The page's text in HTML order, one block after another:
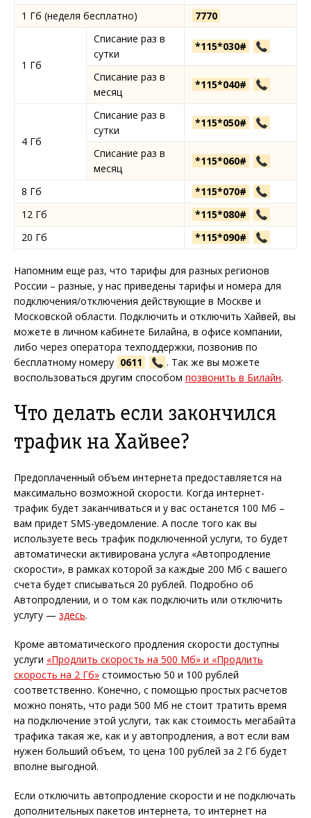
1 Гб (неделя бесплатно)
7770
1 Гб
Списание раз в
сутки
*115*030#
Списание раз в
месяц
*115*040#
4 Гб
Списание раз в
сутки
*115*050#
Списание раз в
месяц
*115*060#
8 Гб
*115*070#
12 Гб
*115*080#
20 Гб
*115*090#
Напомним еще раз, что тарифы для разных регионов
России – разные, у нас приведены тарифы и номера для
подключения/отключения действующие в Москве и
Московской области. Подключить и отключить Хайвей, вы
можете в личном кабинете Билайна, в офисе компании,
либо через оператора техподдержки, позвонив по
бесплатному номеру 0611
. Так же вы можете
воспользоваться другим способом позвонить в Билайн.
Что делать если закончился
трафик на Хайвее?
Предоплаченный объем интернета предоставляется на
максимально возможной скорости. Когда интернет-
трафик будет заканчиваться и у вас останется 100 Мб –
вам придет SMS-уведомление. А после того как вы
используете весь трафик подключенной услуги, то будет
автоматически активирована услуга «Автопродление
скорости», в рамках которой за каждые 200 Мб с вашего
счета будет списываться 20 рублей. Подробно об
Автопродлении, и о том как подключить или отключить
услугу — здесь.
Кроме автоматического продления скорости доступны
услуги «Продлить скорость на 500 Мб» и «Продлить
скорость на 2 Гб» стоимостью 50 и 100 рублей
соответственно. Конечно, с помощью простых расчетов
можно понять, что ради 500 Мб не стоит тратить время
на подключение этой услуги, так как стоимость мегабайта
трафика такая же, как и у автопродления, а вот если вам
нужен больший объем, то цена 100 рублей за 2 Гб будет
вполне выгодной.
Если отключить автопродление скорости и не подключать
дополнительных пакетов интернета, то интернет на